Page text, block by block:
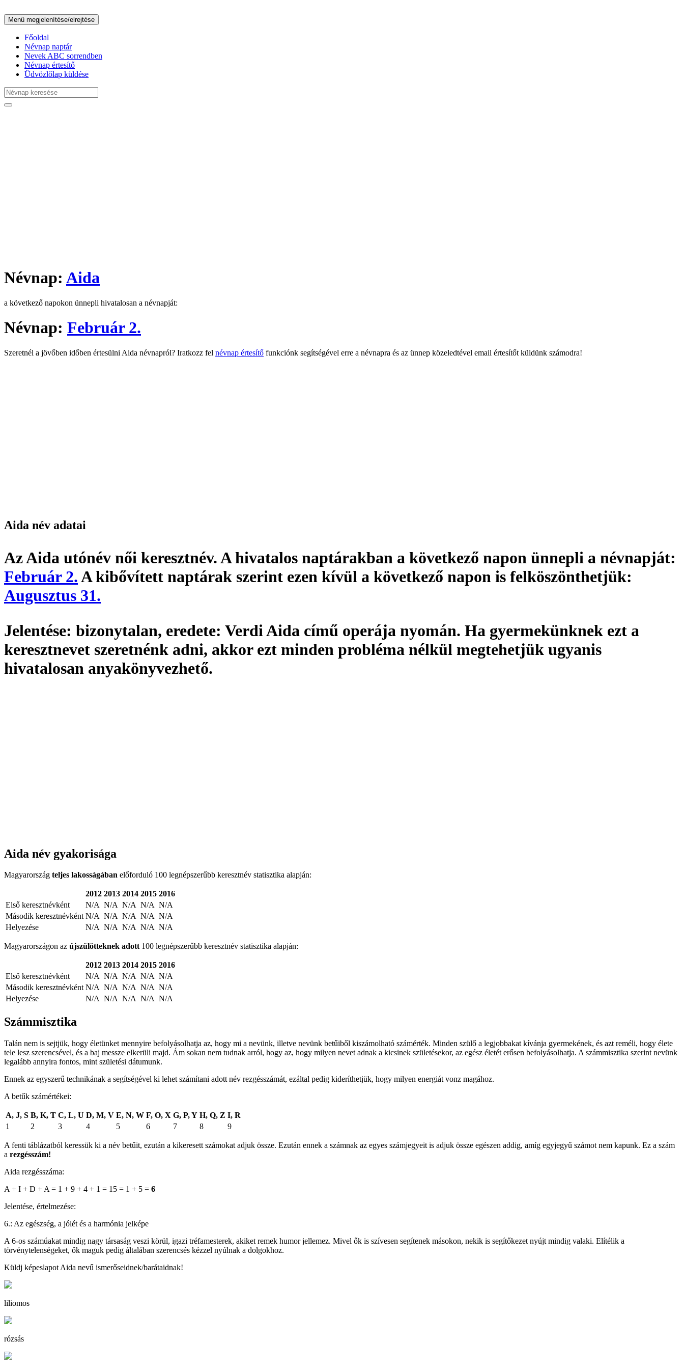
Menü megjelenítése/elrejtése
Főoldal
Névnap naptár
Nevek ABC sorrendben
Névnap értesítő
Üdvözlőlap küldése
Névnap: Aida
a következő napokon ünnepli hivatalosan a névnapját:
Névnap: Február 2.
Szeretnél a jövőben időben értesülni Aida névnapról? Iratkozz fel névnap értesítő funkciónk segítségével erre a névnapra és az ünnep közeledtével email értesítőt küldünk számodra!
Aida név adatai
Az Aida utónév női keresztnév. A hivatalos naptárakban a következő napon ünnepli a névnapját:
Február 2.A kibővített naptárak szerint ezen kívül a következő napon is felköszönthetjük:
Augusztus 31.
Jelentése: bizonytalan, eredete: Verdi Aida című operája nyomán. Ha gyermekünknek ezt a
keresztnevet szeretnénk adni, akkor ezt minden probléma nélkül megtehetjük ugyanis
hivatalosan anyakönyvezhető.
Aida név gyakorisága
Magyarország teljes lakosságában előforduló 100 legnépszerűbb keresztnév statisztika alapján:
2012 2013 2014 2015 2016
Első keresztnévként
N/A N/A N/A N/A N/A
Második keresztnévként N/A N/A N/A N/A N/A
Helyezése
N/A N/A N/A N/A N/A
Magyarországon az újszülötteknek adott100 legnépszerűbb keresztnév statisztika alapján:
2012 2013 2014 2015 2016
Első keresztnévként
N/A N/A N/A N/A N/A
Második keresztnévként N/A N/A N/A N/A N/A
Helyezése
N/A N/A N/A N/A N/A
Számmisztika
Talán nem is sejtjük, hogy életünket mennyire befolyásolhatja az, hogy mi a nevünk, illetve nevünk betűiből kiszámolható számérték. Minden szülő a legjobbakat kívánja gyermekének, és azt reméli, hogy élete
tele lesz szerencsével, és a baj messze elkerüli majd. Ám sokan nem tudnak arról, hogy az, hogy milyen nevet adnak a kicsinek születésekor, az egész életét erősen befolyásolhatja. A számmisztika szerint nevünk
legalább annyira fontos, mint születési dátumunk.
Ennek az egyszerű technikának a segítségével ki lehet számítani adott név rezgésszámát, ezáltal pedig kideríthetjük, hogy milyen energiát vonz magához.
A betűk számértékei:
A, J, S B, K, T C, L, U D, M, V E, N, W F, O, X G, P, Y H, Q, Z I, R
1
2 3 4 5 6 7 8 9
A fenti táblázatból keressük ki a név betűit, ezután a kikeresett számokat adjuk össze. Ezután ennek a számnak az egyes számjegyeit is adjuk össze egészen addig, amíg egyjegyű számot nem kapunk. Ez a szám
a rezgésszám!
Aida rezgésszáma:
A + I + D + A = 1 + 9 + 4 + 1 = 15 = 1 + 5 = 6
Jelentése, értelmezése:
6.: Az egészség, a jólét és a harmónia jelképe
A 6-os számúakat mindig nagy társaság veszi körül, igazi tréfamesterek, akiket remek humor jellemez. Mivel ők is szívesen segítenek másokon, nekik is segítőkezet nyújt mindig valaki. Elítélik a
törvénytelenségeket, ők maguk pedig általában szerencsés kézzel nyúlnak a dolgokhoz.
Küldj képeslapot Aida nevű ismerőseidnek/barátaidnak!
liliomos
rózsás